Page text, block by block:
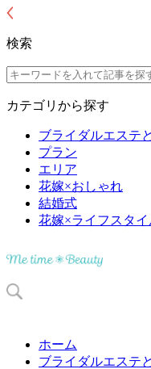
検索
カテゴリから探す
ブライダルエステ
プラン
エリア
花嫁×おしゃれ
結婚式
花嫁×ライフスタイ
ホーム
ブライダルエステ